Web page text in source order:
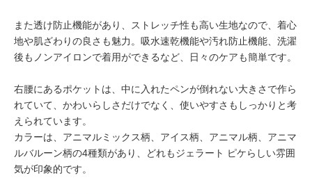
また透け防止機能があり、ストレッチ性も高い生地なので、着心
地や肌ざわりの良さも魅力。吸水速乾機能や汚れ防止機能、洗濯
後もノンアイロンで着用ができるなど、日々のケアも簡単です。
右腰にあるポケットは、中に入れたペンが倒れない大きさで作ら
れていて、かわいらしさだけでなく、使いやすさもしっかりと考
えられています。
カラーは、アニマルミックス柄、アイス柄、アニマル柄、アニマ
ルバルーン柄の4種類があり、どれもジェラート ピケらしい雰囲
気が印象的です。